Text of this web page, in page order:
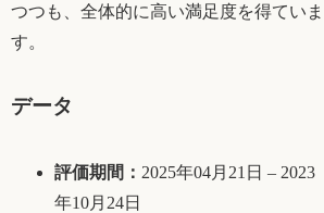
つつも、全体的に高い満足度を得ていま
す。
データ
評価期間： 2025年04月21日 – 2023
年10月24日